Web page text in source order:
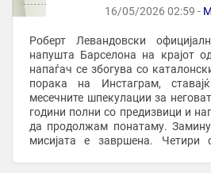
16/05/2026 02:59 -
Роберт Левандовски
напушта Барселона на крајот од
напаѓач се збогува со
порака на Инстаграм,
месечните шпекулации за неговата
години полни со предизвици и
да продолжам понатаму.
мисијата е завршена. Четири